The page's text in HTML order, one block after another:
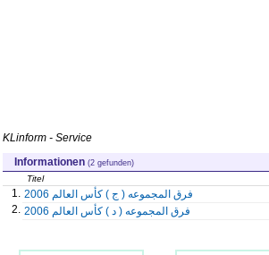
KLinform - Service
Informationen (2 gefunden)
Titel
1.
فرق المجموعه ( ج ) كأس العالم 2006
2.
فرق المجموعه ( د ) كأس العالم 2006